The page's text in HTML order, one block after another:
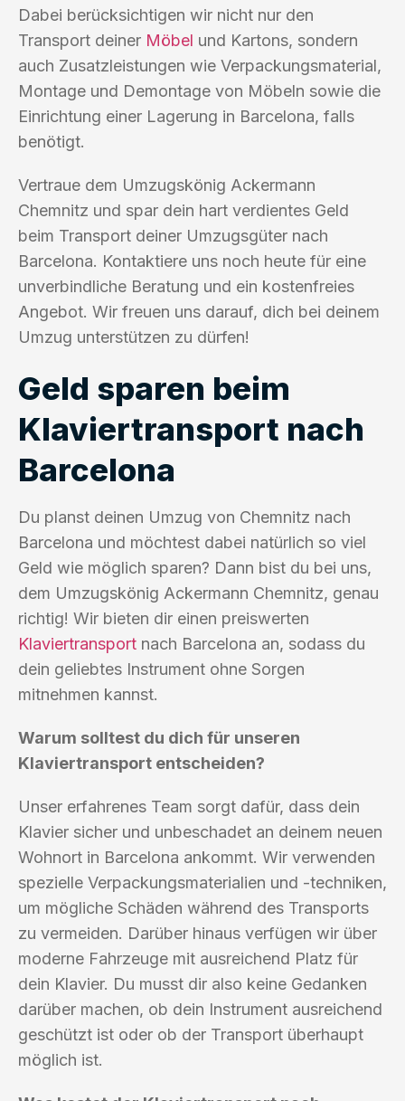
Dabei berücksichtigen wir nicht nur den
Transport deiner Möbel und Kartons, sondern
auch Zusatzleistungen wie Verpackungsmaterial,
Montage und Demontage von Möbeln sowie die
Einrichtung einer Lagerung in Barcelona, falls
benötigt.
Vertraue dem Umzugskönig Ackermann
Chemnitz und spar dein hart verdientes Geld
beim Transport deiner Umzugsgüter nach
Barcelona. Kontaktiere uns noch heute für eine
unverbindliche Beratung und ein kostenfreies
Angebot. Wir freuen uns darauf, dich bei deinem
Umzug unterstützen zu dürfen!
Geld sparen beim
Klaviertransport nach
Barcelona
Du planst deinen Umzug von Chemnitz nach
Barcelona und möchtest dabei natürlich so viel
Geld wie möglich sparen? Dann bist du bei uns,
dem Umzugskönig Ackermann Chemnitz, genau
richtig! Wir bieten dir einen preiswerten
Klaviertransport nach Barcelona an, sodass du
dein geliebtes Instrument ohne Sorgen
mitnehmen kannst.
Warum solltest du dich für unseren
Klaviertransport entscheiden?
Unser erfahrenes Team sorgt dafür, dass dein
Klavier sicher und unbeschadet an deinem neuen
Wohnort in Barcelona ankommt. Wir verwenden
spezielle Verpackungsmaterialien und -techniken,
um mögliche Schäden während des Transports
zu vermeiden. Darüber hinaus verfügen wir über
moderne Fahrzeuge mit ausreichend Platz für
dein Klavier. Du musst dir also keine Gedanken
darüber machen, ob dein Instrument ausreichend
geschützt ist oder ob der Transport überhaupt
möglich ist.